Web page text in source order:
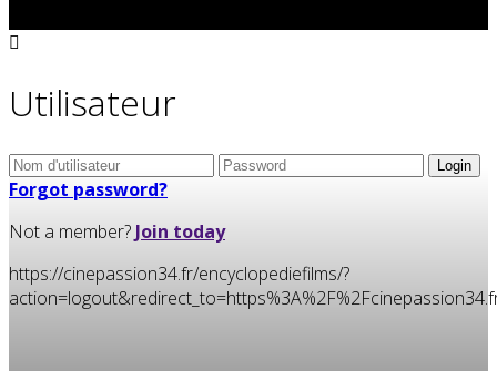
Utilisateur
Forgot password?
Not a member? Join today
https://cinepassion34.fr/encyclopediefilms/?